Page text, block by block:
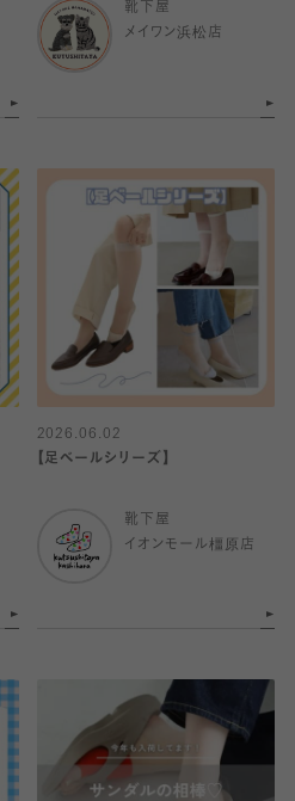
靴下屋
メイワン浜松店
2026.06.02
【足ベールシリーズ】
靴下屋
イオンモール橿原店